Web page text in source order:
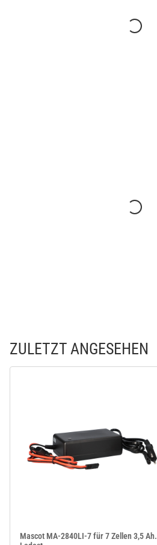
ZULETZT ANGESEHEN
Mascot MA-2840LI-7 für 7 Zellen 3,5 Ah.